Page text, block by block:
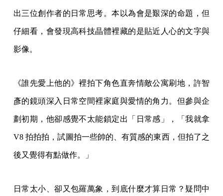
出三位創作者的日常思考。本以為會是艱深的命題，但
仔細看，會發現高科技晶體裡藏的是貼近人心的文字與
影像。
《誰先愛上他的》裡拍下角色直奔情敵公寓刷地，許智
彥的鏡頭深入日常空間裡家庭與愛情的角力。但參與企
劃初期，他卻感覺不太能鎖定出「日常感」，「我就拿
V8 拍拍拍，試圖拍一些帥的、有質感的東西，但拍了之
後又覺得有點做作。」
日常太小、卻又包羅萬象，到底什麼才算日常？疑問中